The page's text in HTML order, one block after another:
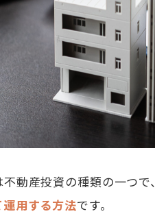
動産投資の種類の一つで、
用する方法です。